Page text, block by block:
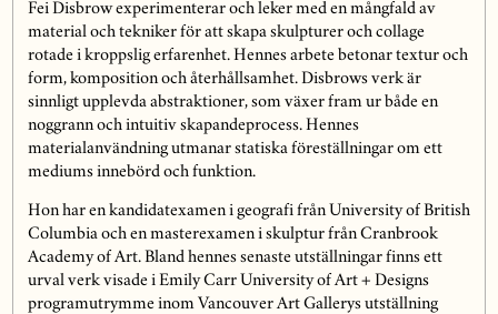
Fei Disbrow experimenterar och leker med en mångfald av
material och tekniker för att skapa skulpturer och collage
rotade i kroppslig erfarenhet. Hennes arbete betonar textur och
form, komposition och återhållsamhet. Disbrows verk är
sinnligt upplevda abstraktioner, som växer fram ur både en
noggrann och intuitiv skapandeprocess. Hennes
materialanvändning utmanar statiska föreställningar om ett
mediums innebörd och funktion.
Hon har en kandidatexamen i geografi från University of British
Columbia och en masterexamen i skulptur från Cranbrook
Academy of Art. Bland hennes senaste utställningar finns ett
urval verk visade i Emily Carr University of Art + Designs
programutrymme inom Vancouver Art Gallerys utställning